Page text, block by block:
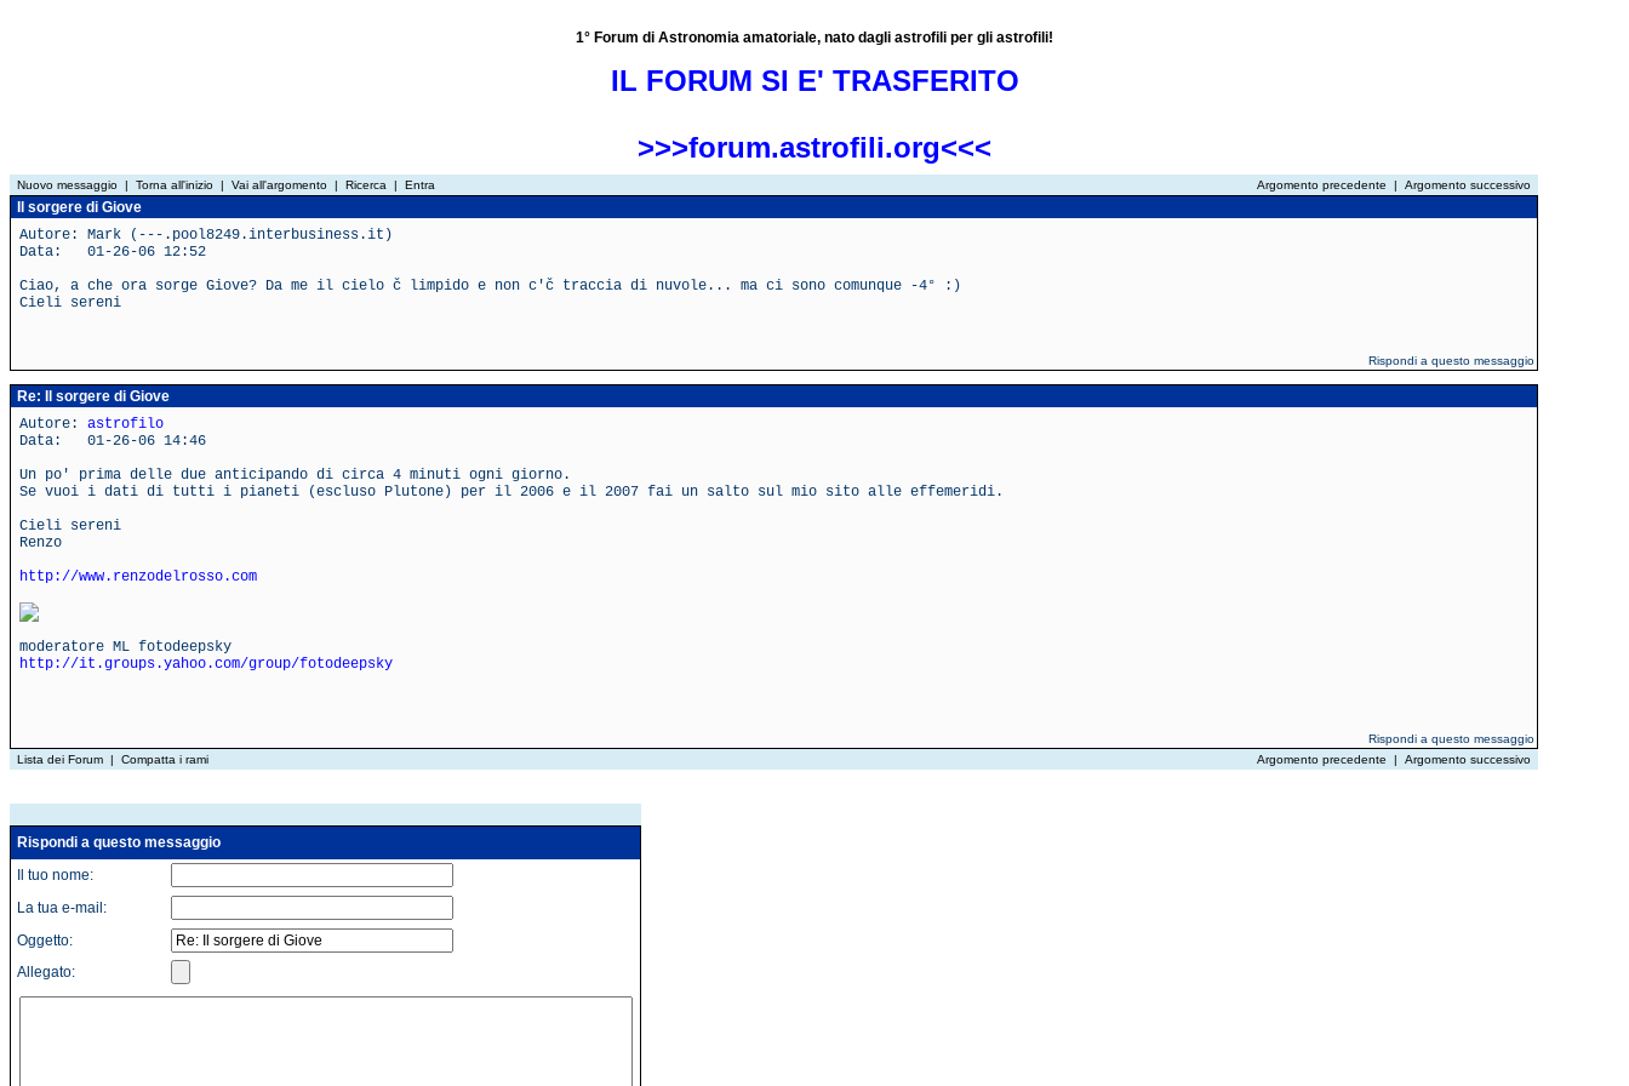
1° Forum di Astronomia amatoriale, nato dagli astrofili per gli astrofili!
IL FORUM SI E' TRASFERITO
>>>forum.astrofili.org<<<
Nuovo messaggio | Torna all'inizio | Vai all'argomento | Ricerca | Entra Argomento precedente | Argomento successivo
Il sorgere di Giove
Autore: Mark (---.pool8249.interbusiness.it)
Data: 01-26-06 12:52
Ciao, a che ora sorge Giove? Da me il cielo č limpido e non c'č traccia di nuvole... ma ci sono comunque -4° :)
Cieli sereni
Rispondi a questo messaggio
Re: Il sorgere di Giove
Autore: astrofilo
Data: 01-26-06 14:46
Un po' prima delle due anticipando di circa 4 minuti ogni giorno.
Se vuoi i dati di tutti i pianeti (escluso Plutone) per il 2006 e il 2007 fai un salto sul mio sito alle effemeridi.
Cieli sereni
Renzo
http://www.renzodelrosso.com
moderatore ML fotodeepsky
http://it.groups.yahoo.com/group/fotodeepsky
Rispondi a questo messaggio
Lista dei Forum | Compatta i rami Argomento precedente | Argomento successivo
Rispondi a questo messaggio
Il tuo nome:
La tua e-mail:
Oggetto:
Allegato: